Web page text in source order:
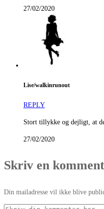
27/02/2020
Lise/walkinrunout
REPLY
Stort tillykke og dejligt, at
27/02/2020
Skriv en
Din mailadresse vil ikke blive